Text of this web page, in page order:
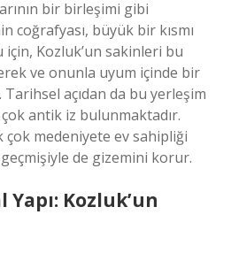
bir birleşimi gibi
coğrafyası, büyük bir kısmı
Kozluk’un sakinleri bu
ve onunla uyum içinde bir
açıdan da bu yerleşim
antik iz bulunmaktadır.
çok medeniyete ev sahipliği
de gizemini korur.
Kozluk’un